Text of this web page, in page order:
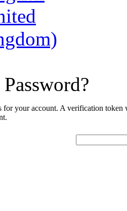
for your account. A verification